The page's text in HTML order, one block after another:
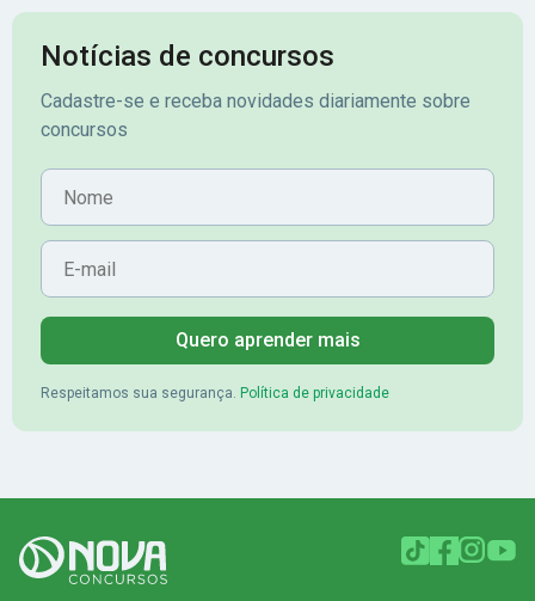
Notícias de concursos
Cadastre-se e receba novidades diariamente sobre
concursos
Nome
E-mail
Quero aprender mais
Respeitamos sua segurança. Política de privacidade